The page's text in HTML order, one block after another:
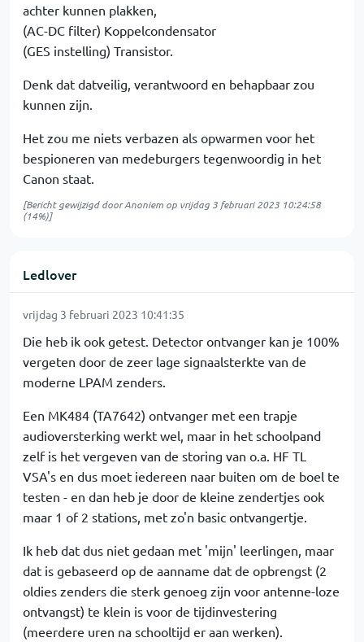
achter kunnen plakken,
(AC-DC filter) Koppelcondensator
(GES instelling) Transistor.
Denk dat datveilig, verantwoord en behapbaar zou
kunnen zijn.
Het zou me niets verbazen als opwarmen voor het
bespioneren van medeburgers tegenwoordig in het
Canon staat.
[Bericht gewijzigd door Anoniem op vrijdag 3 februari 2023 10:24:58
(14%)]
Ledlover
vrijdag 3 februari 2023 10:41:35
Die heb ik ook getest. Detector ontvanger kan je 100%
vergeten door de zeer lage signaalsterkte van de
moderne LPAM zenders.
Een MK484 (TA7642) ontvanger met een trapje
audioversterking werkt wel, maar in het schoolpand
zelf is het vergeven van de storing van o.a. HF TL
VSA's en dus moet iedereen naar buiten om de boel te
testen - en dan heb je door de kleine zendertjes ook
maar 1 of 2 stations, met zo'n basic ontvangertje.
Ik heb dat dus niet gedaan met 'mijn' leerlingen, maar
dat is gebaseerd op de aanname dat de opbrengst (2
oldies zenders die sterk genoeg zijn voor antenne-loze
ontvangst) te klein is voor de tijdinvestering
(meerdere uren na schooltijd er aan werken).